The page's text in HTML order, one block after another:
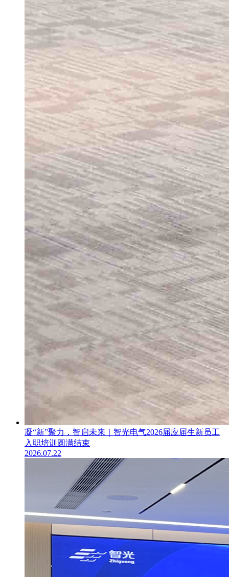
凝“新”聚力，智启未来｜智光电气2026届应届生新员工
入职培训圆满结束
2026.07.22